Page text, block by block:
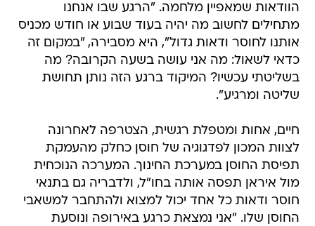
הוודאות שמאפיין מלחמה. "הרגע שבו אנחנו
מתחילים לחשוב מה יהיה בעוד שבוע או חודש מכניס
אותנו לחוסר ודאות גדול", היא מסבירה, "במקום זה
כדאי לשאול: מה אני עושה בשעה הקרובה? מה
בשליטתי עכשיו? המיקוד ברגע הזה נותן תחושת
שליטה ומרגיע".
חיים, אחות ומטפלת רגשית, הצטרפה לאחרונה
לצוות המכון לפדגוגיה של חוסן כחלק מהעמקת
תפיסת החוסן במערכת החינוך. המערכה הנוכחית
מול איראן תפסה אותה בחו"ל, ולדבריה גם בתנאי
חוסר ודאות כל אחד יכול למצוא ולהתחבר למשאבי
החוסן שלו. "אני נמצאת כרגע באירופה ונוסעת